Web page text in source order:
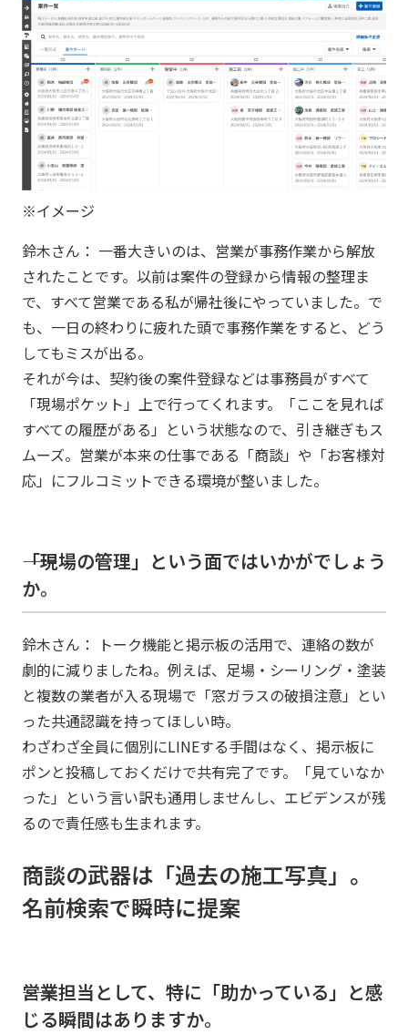
※イメージ
鈴木さん： 一番大きいのは、営業が事務作業から解放
されたことです。以前は案件の登録から情報の整理ま
で、すべて営業である私が帰社後にやっていました。で
も、一日の終わりに疲れた頭で事務作業をすると、どう
してもミスが出る。
それが今は、契約後の案件登録などは事務員がすべて
「現場ポケット」上で行ってくれます。「ここを見れば
すべての履歴がある」という状態なので、引き継ぎもス
ムーズ。営業が本来の仕事である「商談」や「お客様対
応」にフルコミットできる環境が整いました。
――「現場の管理」という面ではいかがでしょう
か。
鈴木さん： トーク機能と掲示板の活用で、連絡の数が
劇的に減りましたね。例えば、足場・シーリング・塗装
と複数の業者が入る現場で「窓ガラスの破損注意」とい
った共通認識を持ってほしい時。
わざわざ全員に個別にLINEする手間はなく、掲示板に
ポンと投稿しておくだけで共有完了です。「見ていなか
った」という言い訳も通用しませんし、エビデンスが残
るので責任感も生まれます。
商談の武器は「過去の施工写真」。
名前検索で瞬時に提案
――営業担当として、特に「助かっている」と感
じる瞬間はありますか。